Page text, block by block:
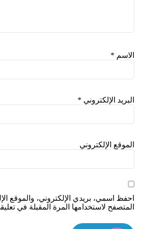
الاسم *
البريد الإلكتروني *
الموقع الإلكتروني
احفظ اسمي، بريدي الإلكتروني، والموقع
المتصفح لاستخدامها المرة المقبلة في